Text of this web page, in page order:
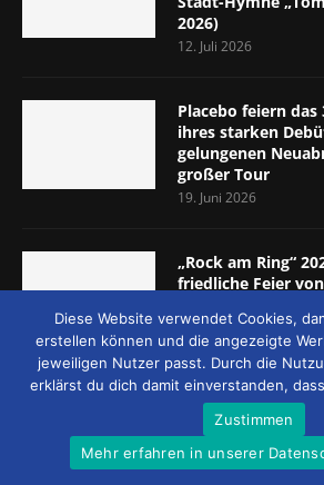
2026)
12. Juli 2026
Placebo feiern
ihres starken
gelungenen
großer Tour
19. Juni 2026
„Rock am Ring“
friedliche Feier
5.-7. Juni 2026)
8. Juni 2026
© 2026 - MUCKE UND
Diese Website verwendet Cookies,
erstellen können und die angezeigte
jeweiligen Nutzer passt. Durch die
erklärst du dich damit einverstanden,
Zustimmen
Mehr erfahren in unserer